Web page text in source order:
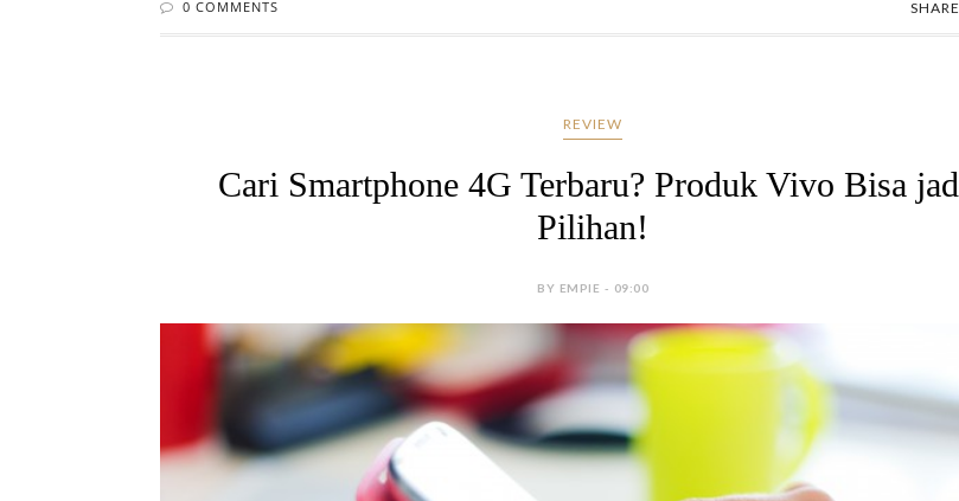
0 COMMENTS
REVIEW
Cari Smartphone 4G Terbaru? Produk Vivo Bisa
Pilihan!
BY EMPIE - 09:00